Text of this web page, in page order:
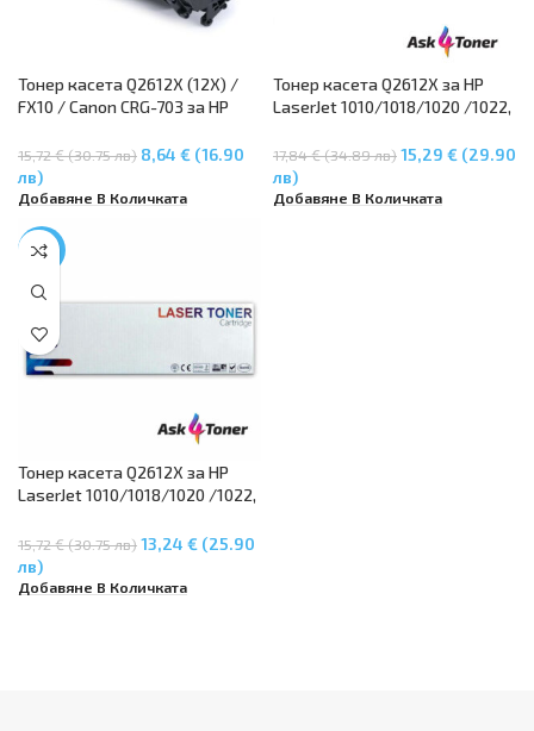
Тонер касета Q2612X (12X) /
FX10 / Canon CRG-703 за HP
1022, 3010, 3020, HP LaserJet
M1005, MFP M1319MFP, Canon
LBP 2900, Canon LBP 3000,
5250
15,72 € (30.75 лв) 8,64 € (16.90
лв)
Добавяне В Количката
Тонер касета Q2612X за HP
LaserJet 1010/1018/1020 /1022,
LaserJet M1005/ M1319f MFP
17,84 € (34.89 лв)15,29 € (29.90
лв)
Добавяне В Количката
-16%
Тонер касета Q2612X за HP
LaserJet 1010/1018/1020 /1022,
LaserJet M1005/ M1319f MFP
15,72 € (30.75 лв)13,24 € (25.90
лв)
Добавяне В Количката